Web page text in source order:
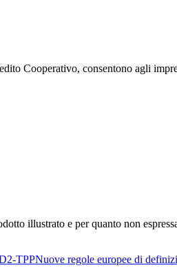
Cooperativo, consentono agli
illustrato e per quanto non
TPPNuove regole europee di